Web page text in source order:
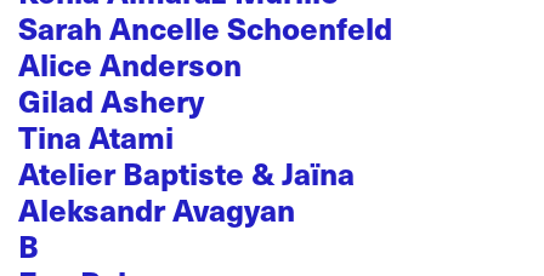
Sarah Ancelle Schoenfeld
Alice Anderson
Gilad Ashery
Tina Atami
Atelier Baptiste & Jaïna
Aleksandr Avagyan
B